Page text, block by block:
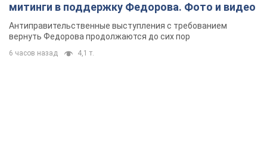
митинги в поддержку Федорова. Фото и видео
Антиправительственные выступления с требованием
вернуть Федорова продолжаются до сих пор
6 часов назад 4,1 т.